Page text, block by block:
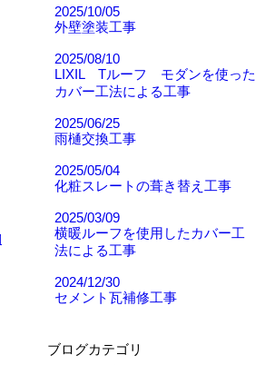
2025/10/05
外壁塗装工事
2025/08/10
LIXIL Tルーフ モダンを使った
カバー工法による工事
2025/06/25
雨樋交換工事
2025/05/04
化粧スレートの葺き替え工事
2025/03/09
横暖ルーフを使用したカバー工
法による工事
2024/12/30
セメント瓦補修工事
ブログカテゴリ